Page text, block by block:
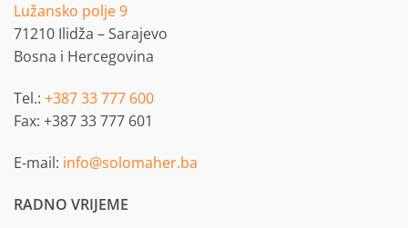
Lužansko polje 9
71210 Ilidža – Sarajevo
Bosna i Hercegovina
Tel.: +387 33 777 600
Fax: +387 33 777 601
E-mail: info@solomaher.ba
RADNO VRIJEME